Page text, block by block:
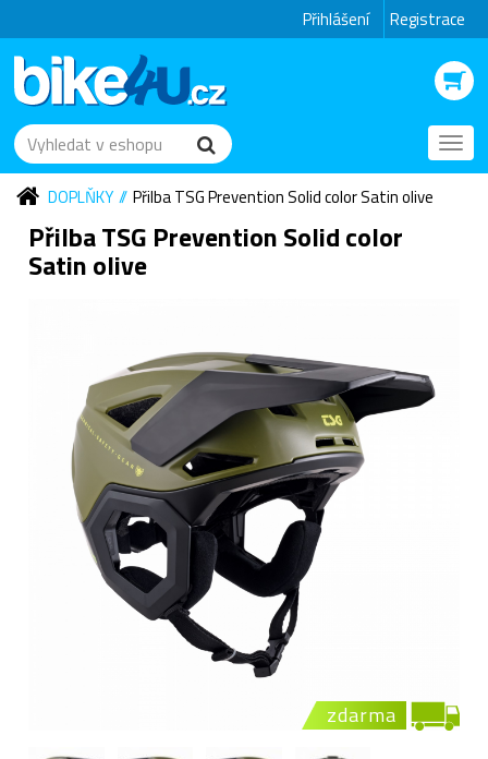
Přihlášení Registrace
DOPLŇKY
Přilba TSG Prevention Solid color Satin olive
Přilba TSG Prevention Solid color
Satin olive
zdarma